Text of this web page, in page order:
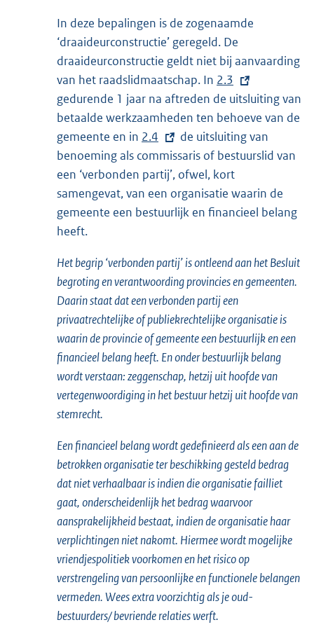
In deze bepalingen is de zogenaamde
‘draaideurconstructie’ geregeld. De
draaideurconstructie geldt niet bij aanvaarding
van het raadslidmaatschap. In E
x
t
e
r
n
e
l
k
:
2.3
gedurende 1 jaar na aftreden de uitsluiting van
betaalde werkzaamheden ten behoeve van de
gemeente en in E
x
t
e
r
l
i
n
k
:
2.4
de uitsluiting van
benoeming als commissaris of bestuurslid van
een ‘verbonden partij’, ofwel, kort
samengevat, van een organisatie waarin de
gemeente een bestuurlijk en financieel belang
heeft.
Het begrip ‘verbonden partij’ is ontleend aan het Besluit
begroting en verantwoording provincies en gemeenten.
Daarin staat dat een verbonden partij een
privaatrechtelijke of publiekrechtelijke organisatie is
waarin de provincie of gemeente een bestuurlijk en een
financieel belang heeft. Enonder bestuurlijk belang
wordt verstaan: zeggenschap, hetzij uit hoofde van
vertegenwoordiging in het bestuur hetzij uit hoofde van
stemrecht.
Een financieel belang wordt gedefinieerd als een aan de
betrokken organisatie ter beschikking gesteld bedrag
dat niet verhaalbaar is indien die organisatie failliet
gaat, onderscheidenlijk het bedrag waarvoor
aansprakelijkheid bestaat, indien de organisatie haar
verplichtingen niet nakomt. Hiermee wordt mogelijke
vriendjespolitiek voorkomen en het risico op
verstrengeling van persoonlijke en functionele belangen
vermeden. Wees extra voorzichtig als je oud-
bestuurders/ bevriende relaties werft.